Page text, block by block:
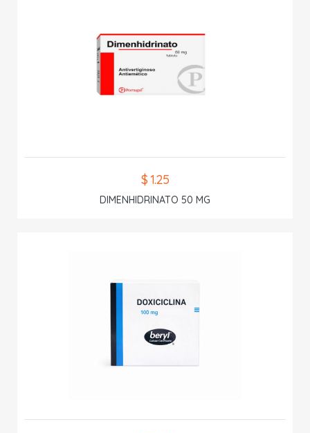
$ 1.25
DIMENHIDRINATO 50 MG